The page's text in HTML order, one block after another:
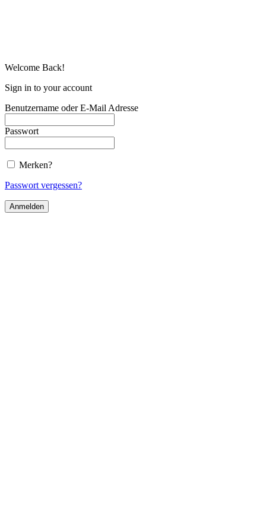
Welcome Back!
Sign in to your account
Benutzername oder E-Mail Adresse
Passwort
Merken?
Passwort vergessen?